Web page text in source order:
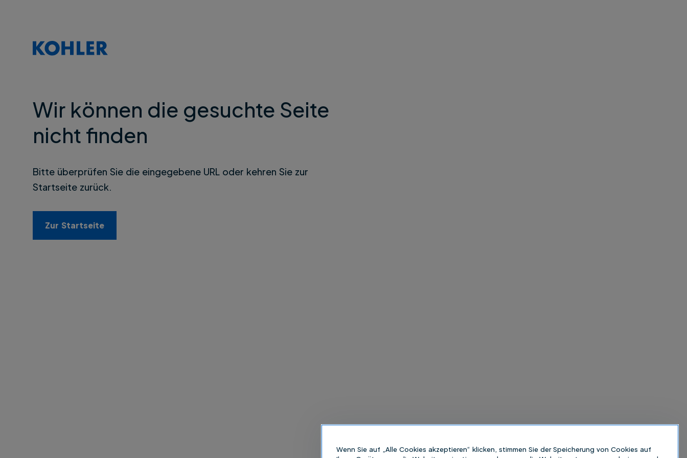
Wir können die gesuchte Seite
nicht finden
Bitte überprüfen Sie die eingegebene URL oder kehren Sie zur
Startseite zurück.
Zur Startseite
Wenn Sie auf „Alle Cookies akzeptieren“ klicken, stimmen Sie der Speicherung von Cookies auf